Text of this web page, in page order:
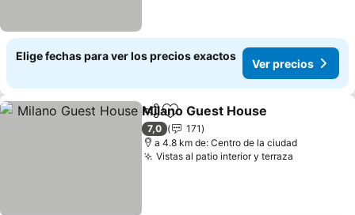
Elige fechas para ver los precios exactos
Ver precios
CompartirAgregar a favoritos
Milano Guest House
7,0
171
a 4.8 km de: Centro de la ciudad
Vistas al patio interior y terraza